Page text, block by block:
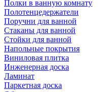
Полки в ванную комнату
Полотенцедержатели
Поручни для ванной
Стаканы для ванной
Стойки для ванной
Напольные покрытия
Виниловая плитка
Инженерная доска
Ламинат
Паркетная доска